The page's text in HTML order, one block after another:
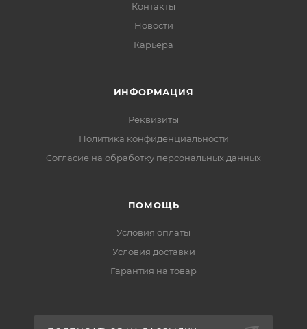
Контакты
Новости
Карьера
ИНФОРМАЦИЯ
Реквизиты
Политика конфиденциальности
Cогласие на обработку персональных данных
ПОМОЩЬ
Условия оплаты
Условия доставки
Гарантия на товар